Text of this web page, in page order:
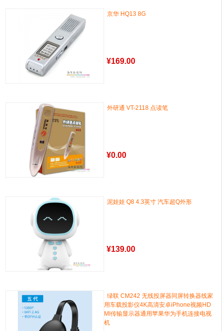
京华 HQ13 8G
¥169.00
外研通 VT-2118 点读笔
¥0.00
泥娃娃 Q8 4.3英寸 汽车超Q外形
¥139.00
绿联 CM242 无线投屏器同屏转换器线家
用车载投影仪4K高清安卓iPhone视频HD
MI传输显示器通用苹果华为手机连接电视
机